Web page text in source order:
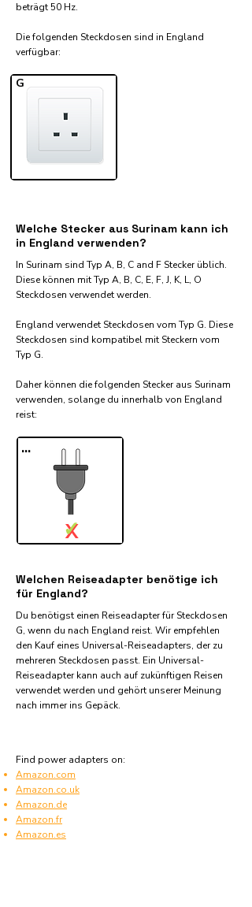
beträgt 50 Hz.
Die folgenden Steckdosen sind in England
verfügbar:​
G
Welche Stecker aus Surinam kann ich
in England verwenden?
In Surinam sind Typ A, B, C and F Stecker üblich.
Diese können mit Typ A, B, C, E, F, J, K, L, O
Steckdosen verwendet werden.
England verwendet Steckdosen vom Typ G. Diese
Steckdosen sind kompatibel mit Steckern vom
Typ G.
Daher können die folgenden Stecker aus Surinam
verwenden, solange du innerhalb von England
reist:​
...
X
✓
Welchen Reiseadapter benötige ich
für England?
Du benötigst einen Reiseadapter für Steckdosen
G, wenn du nach England reist. Wir empfehlen
den Kauf eines Universal-Reiseadapters, der zu
mehreren Steckdosen passt. Ein Universal-
Reiseadapter kann auch auf zukünftigen Reisen
verwendet werden und gehört unserer Meinung
nach immer ins Gepäck.
Find power adapters on:
Amazon.com
Amazon.co.uk
Amazon.de
Amazon.fr
Amazon.es